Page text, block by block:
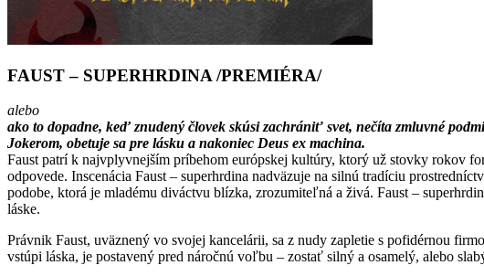
FAUST – SUPERHRDINA /PREMIÉRA/
alebo
ako to dopadne, keď znudený človek skúsi zachrániť svet, nečíta zmluvné
Jokerom, obetuje sa pre lásku a nakoniec Deus ex machina.
Faust patrí k najvplyvnejším príbehom európskej kultúry, ktorý už stovky rokov
odpovede. Inscenácia Faust – superhrdina nadväzuje na silnú tradíciu
podobe, ktorá je mladému diváctvu blízka, zrozumiteľná a živá. Faust –
láske.
Právnik Faust, uväznený vo svojej kancelárii, sa z nudy zapletie s pofidérnou
vstúpi láska, je postavený pred náročnú voľbu – zostať silný a osamelý, alebo